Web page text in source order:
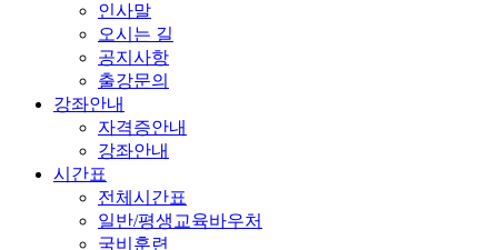
인사말
오시는 길
공지사항
출강문의
강좌안내
자격증안내
강좌안내
시간표
전체시간표
일반/평생교육바우처
국비훈련